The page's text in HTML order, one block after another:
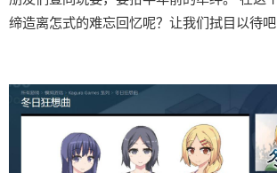
缔造离怎式的难忘回忆呢？让我们拭目以待吧